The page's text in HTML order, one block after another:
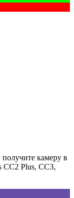
камеру в
CC2 Plus, CC3,